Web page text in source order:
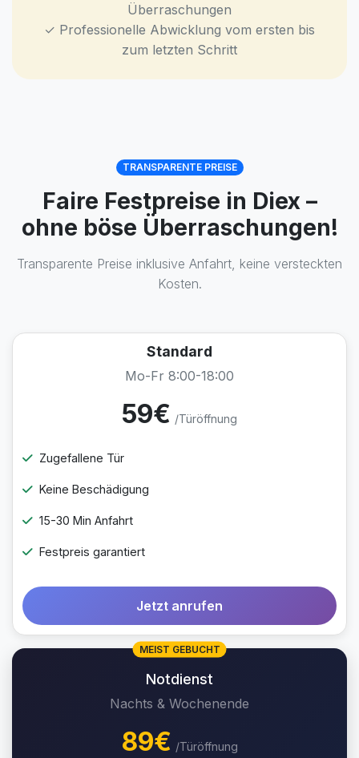
Überraschungen
✓ Professionelle Abwicklung vom ersten bis
zum letzten Schritt
TRANSPARENTE PREISE
Faire Festpreise in Diex –
ohne böse Überraschungen!
Transparente Preise inklusive Anfahrt, keine versteckten
Kosten.
Standard
Mo-Fr 8:00-18:00
59€ /Türöffnung
Zugefallene Tür
Keine Beschädigung
15-30 Min Anfahrt
Festpreis garantiert
Jetzt anrufen
MEIST GEBUCHT
Notdienst
Nachts & Wochenende
89€ /Türöffnung